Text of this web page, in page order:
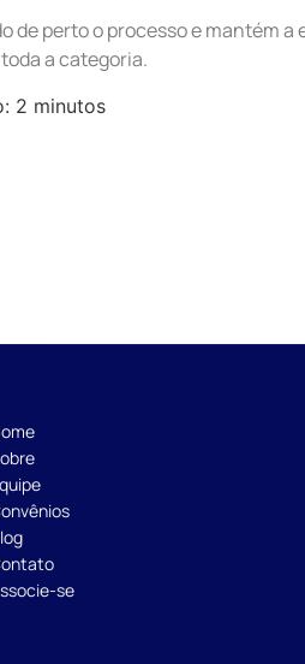
de perto o processo e mantém
a categoria.
2 minutos
se